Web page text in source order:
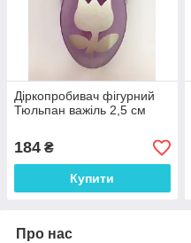
Діркопробивач фігурний
Тюльпан важіль 2,5 см
184 ₴
Купити
Про нас